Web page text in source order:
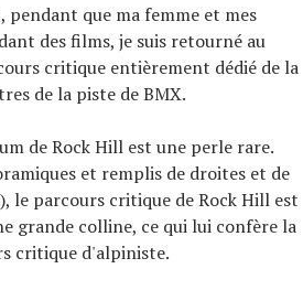
pendant que ma femme et mes
des films, je suis retourné au
critique entièrement dédié de la
de la piste de BMX.
de Rock Hill est une perle rare.
et remplis de droites et de
le parcours critique de Rock Hill est
grande colline, ce qui lui confère la
critique d'alpiniste.